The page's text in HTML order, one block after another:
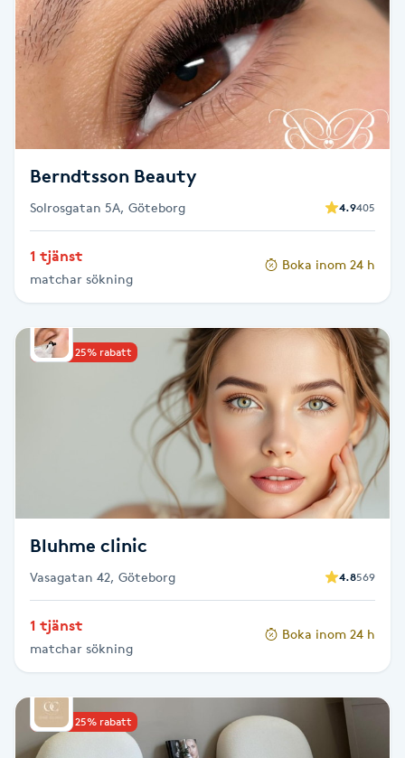
Reikihealing
Reiki massage
Restorative Yoga
Rosacea
Rosenmetoden
Ryggmassage
S
Sjukgymnastik
Skalpmassage
Sklerosering
Berndtsson Beauty
Solrosgatan 5A, Göteborg 4.9405
1 tjänst
matchar sökning
Boka inom 24 h
Upp till 25% rabatt
Bluhme clinic
Vasagatan 42, Göteborg 4.8569
1 tjänst
matchar sökning
Boka inom 24 h
Upp till 25% rabatt